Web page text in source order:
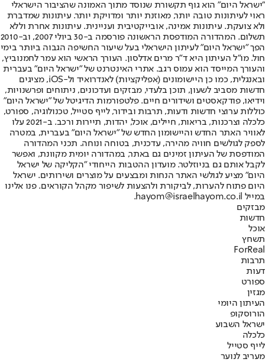
"ישראל היום" הוא גוף תקשורת שנוסד מתוך האמונה שהציבור הישראלי
ראוי לעיתונות טובה יותר, מאוזנת יותר ומדויקת יותר. עיתונות שמדברת
ולא צועקת. עיתונות אמינה, אובייקטיבית ועניינית. עיתונות אחרת וללא
תשלום. המהדורה המודפסת הראשונה פורסמה ב-30 ביולי 2007, וב-2010
הפך "ישראל היום" לעיתון הישראלי בעל שיעור החשיפה הגבוה ביותר בימי
חול. מו"ל העיתון היא ד"ר מרים אדלסון. העורך הראשי הוא עמר לחמנוביץ,
והעורך המייסד הוא עמוס רגב. אתרי האינטרנט של "ישראל היום" בעברית
ובאנגלית, כמו כן היישומונים (אפליקציות) לאנדרואיד ול-iOS, מציגים
חדשות מסביב לשעון, תוכן בלעדי, מבזקים ועדכונים, ניתוחים ופרשנויות,
וידיאו, פודקאסטים ושידורים חיים. פלטפורמות הדיגיטל של "ישראל היום"
כוללות ערוצי חדשות ודעות, תרבות ובידור, לייף סטייל, טכנולוגיה, ספורט,
כלכלה וצרכנות, בריאות, חיילים, אוכל, יהדות, תיירות ורכב. ב-2021 עלו
לאוויר האתר החדש והיישומון החדש של "ישראל היום" בעברית, במטרה
לספק לגולשים חוויה מהירה, עדכנית, בטוחה ונוחה. תכני המהדורה
המודפסת של העיתון זמינים גם באתר, במהדורה יומית מקוונת, ואפשר
לקבל אותם גם בניוזלטר. מועדון ההטבות הייחודי "הקליקה של ישראל
היום" מציע לגולשי האתר הנחות ומבצעים על מוצרים ושירותים. ישראל
היום פתוח להערות, לביקורת ולהצעות לשיפור מקהל הקוראים. פנו אלינו
במייל hayom@israelhayom.co.il.
מבזקים
חדשות
אוכל
תשחץ
ForReal
תרבות
דעות
ספורט
מגזין
העיתון היומי
הורוסקופ
ישראל השבוע
כלכלה
לייף סטייל
מעריב לנוער